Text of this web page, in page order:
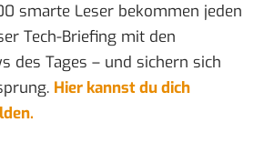
smarte Leser bekommen jeden
Tech-Briefing mit den
des Tages – und sichern sich
Hier kannst du dich